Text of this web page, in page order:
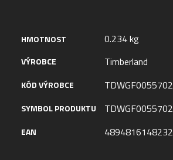
HMOTNOST 0.234 kg
VÝROBCE Timberland
KÓD VÝROBCE TDWGF0055702
SYMBOL PRODUKTU TDWGF0055702
EAN 4894816148232